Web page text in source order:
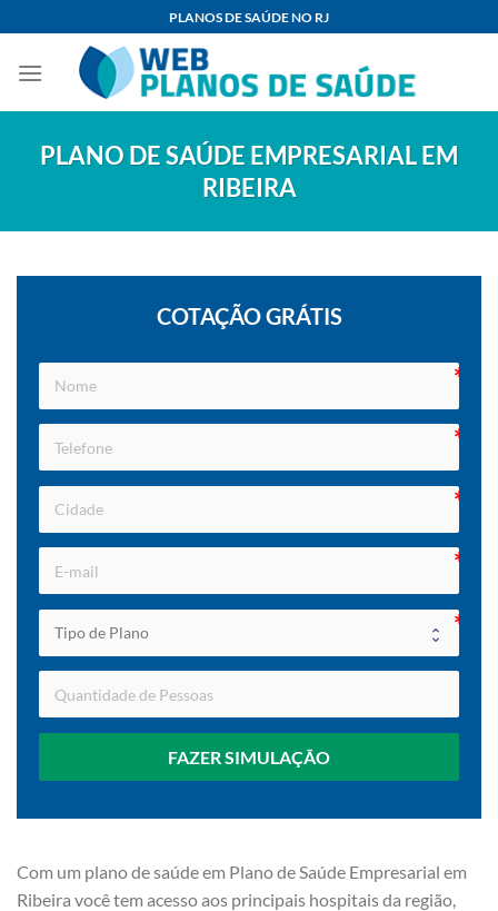
content
PLANOS DE SAÚDE NO RJ
PLANO DE SAÚDE EMPRESARIAL EM
RIBEIRA
COTAÇÃO GRÁTIS
FAZER SIMULAÇÃO
Com um plano de saúde em Plano de Saúde Empresarial em
Ribeira você tem acesso aos principais hospitais da região,